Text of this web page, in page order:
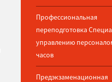
Профессиональная
переподготовка
управлению
часов
Предэкзаменационная